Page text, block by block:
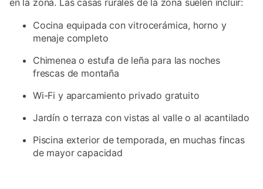
en la zona. Las casas rurales de la zona suelen incluir:
Cocina equipada con vitrocerámica, horno y
menaje completo
Chimenea o estufa de leña para las noches
frescas de montaña
Wi-Fi y aparcamiento privado gratuito
Jardín o terraza con vistas al valle o al acantilado
Piscina exterior de temporada, en muchas fincas
de mayor capacidad